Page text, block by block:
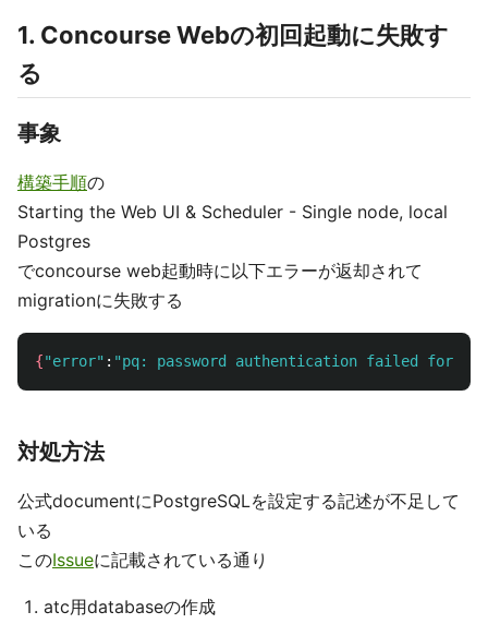
1. Concourse Webの初回起動に失敗す
る
事象
構築手順の
Starting the Web UI & Scheduler - Single node, local
Postgres
でconcourse web起動時に以下エラーが返却されて
migrationに失敗する
{"error" : "pq: password authentication failed for
対処方法
公式documentにPostgreSQLを設定する記述が不足して
いる
このIssueに記載されている通り
atc用databaseの作成